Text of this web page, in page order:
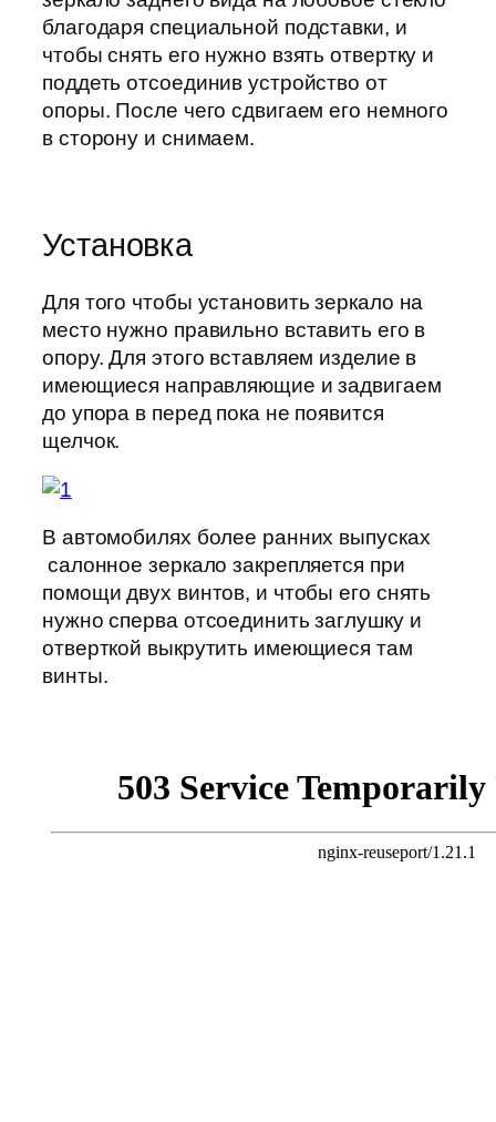
благодаря специальной подставки, и
чтобы снять его нужно взять отвертку и
поддеть отсоединив устройство от
опоры. После чего сдвигаем его немного
в сторону и снимаем.
Установка
Для того чтобы установить зеркало на
место нужно правильно вставить его в
опору. Для этого вставляем изделие в
имеющиеся направляющие и задвигаем
до упора в перед пока не появится
щелчок.
В автомобилях более ранних выпусках
салонное зеркало закрепляется при
помощи двух винтов, и чтобы его снять
нужно сперва отсоединить заглушку и
отверткой выкрутить имеющиеся там
винты.